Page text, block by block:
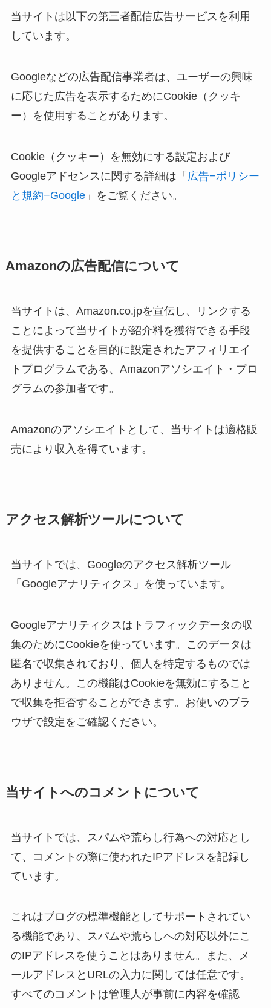
当サイトは以下の第三者配信広告サービスを利用
しています。
Googleなどの広告配信事業者は、ユーザーの興味
に応じた広告を表示するためにCookie（クッキ
ー）を使用することがあります。
Cookie（クッキー）を無効にする設定および
Googleアドセンスに関する詳細は「 広告−ポリシー
と規約−Google」をご覧ください。
Amazonの広告配信について
当サイトは、Amazon.co.jpを宣伝し、リンクする
ことによって当サイトが紹介料を獲得できる手段
を提供することを目的に設定されたアフィリエイ
トプログラムである、Amazonアソシエイト・プロ
グラムの参加者です。
Amazonのアソシエイトとして、当サイトは適格販
売により収入を得ています。
アクセス解析ツールについて
当サイトでは、Googleのアクセス解析ツール
「Googleアナリティクス」を使っています。
Googleアナリティクスはトラフィックデータの収
集のためにCookieを使っています。このデータは
匿名で収集されており、個人を特定するものでは
ありません。この機能はCookieを無効にすること
で収集を拒否することができます。お使いのブラ
ウザで設定をご確認ください。
当サイトへのコメントについて
当サイトでは、スパムや荒らし行為への対応とし
て、コメントの際に使われたIPアドレスを記録し
ています。
これはブログの標準機能としてサポートされてい
る機能であり、スパムや荒らしへの対応以外にこ
のIPアドレスを使うことはありません。また、メ
ールアドレスとURLの入力に関しては任意です。
すべてのコメントは管理人が事前に内容を確認